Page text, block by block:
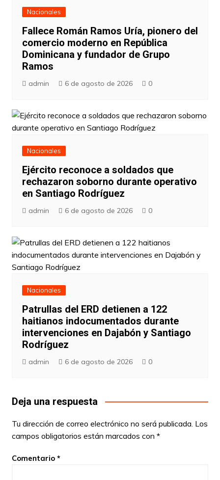
Nacionales
Fallece Román Ramos Uría, pionero del
comercio moderno en República
Dominicana y fundador de Grupo
Ramos
admin 6 de agosto de 2026 0
Nacionales
Ejército reconoce a soldados que
rechazaron soborno durante operativo
en Santiago Rodríguez
admin 6 de agosto de 2026 0
Nacionales
Patrullas del ERD detienen a 122
haitianos indocumentados durante
intervenciones en Dajabón y Santiago
Rodríguez
admin 6 de agosto de 2026 0
Deja una respuesta
Tu dirección de correo electrónico no será publicada. Los
campos obligatorios están marcados con *
Comentario *